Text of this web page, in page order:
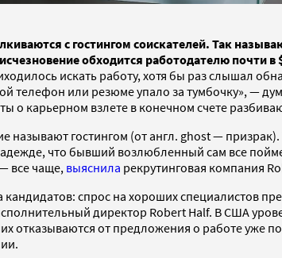
с гостингом соискателей. Так
обходится работодателю почти в
искать работу, хотя бы раз слышал
телефон или резюме упало за тумбочку», —
о карьерном взлете в конечном счете
называют гостингом (от англ. ghost —
что бывший возлюбленный сам все
все чаще, выяснила рекрутинговая компания
спрос на хороших специалистов
директор Robert Half. В США
отказываются от предложения о работе уже